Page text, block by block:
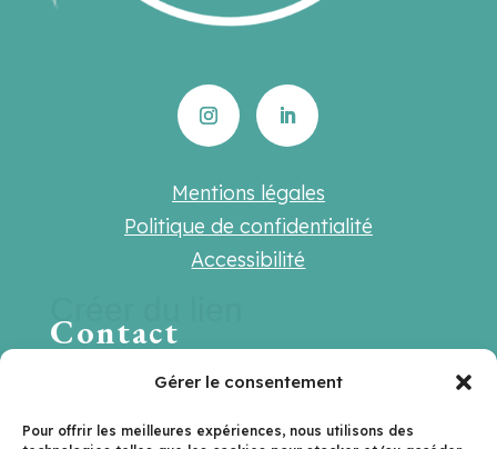
Gérer le consentement
Pour offrir les meilleures expériences, nous utilisons des
Mentions légales
Politique de confidentialité
Accessibilité
Contact
Une question ? Une suggestion ? Une